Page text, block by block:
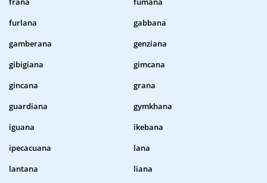
furlana
gabbana
gamberana
genziana
gibigiana
gimcana
gincana
grana
guardiana
gymkhana
iguana
ikebana
ipecacuana
lana
lantana
liana